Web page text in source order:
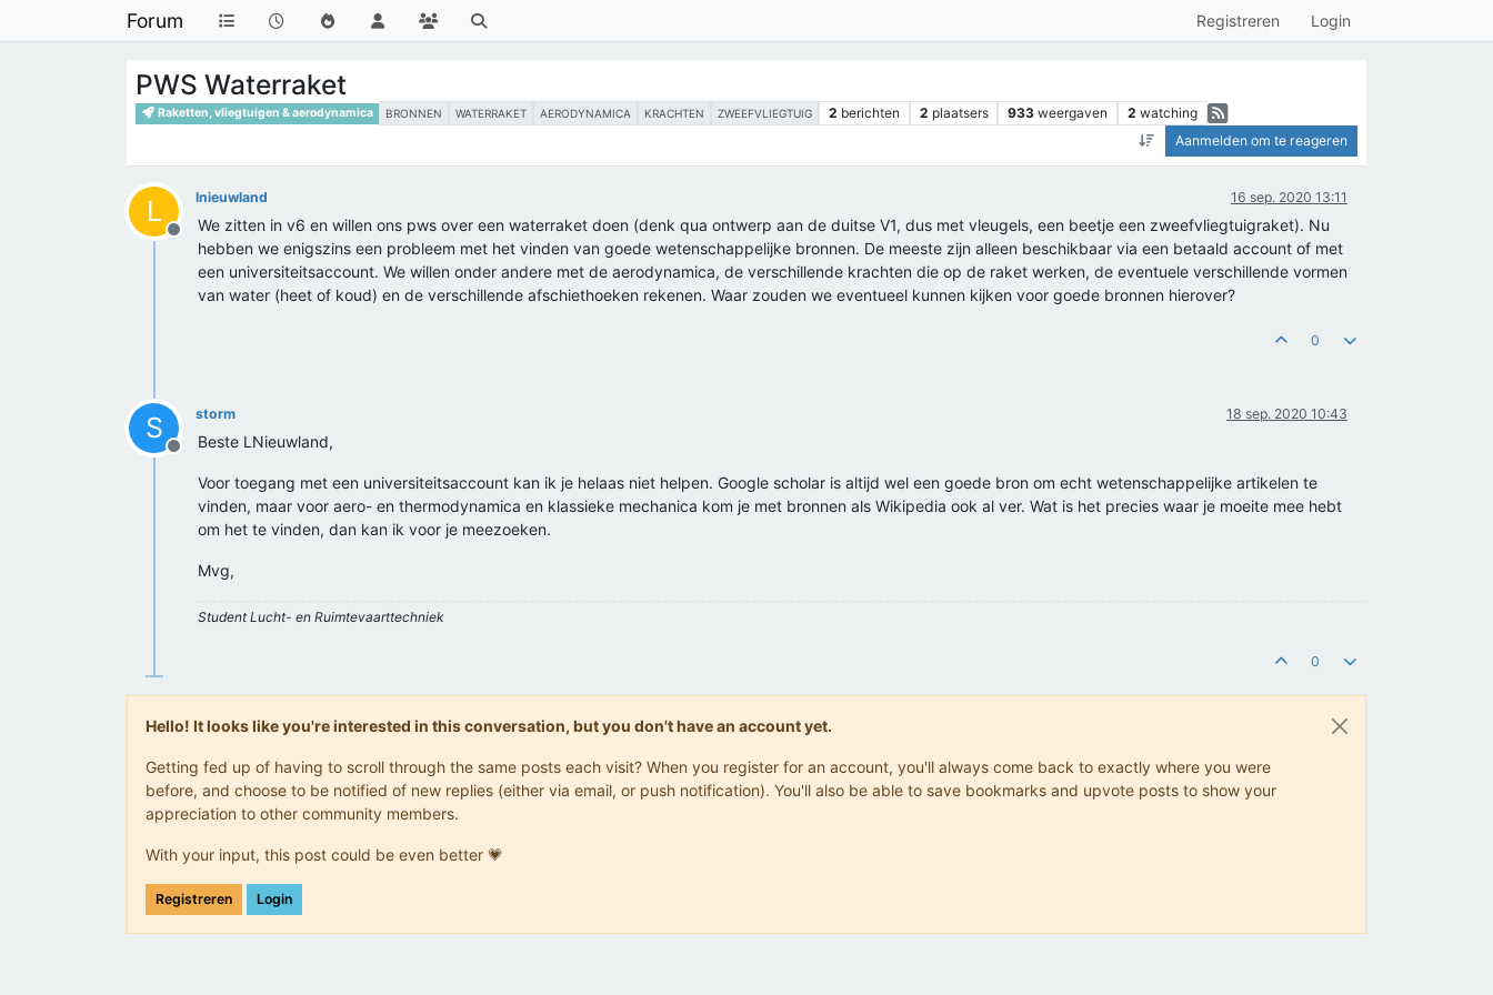
Forum Registreren Login
PWS Waterraket
Raketten, vliegtuigen & aerodynamica BRONNEN WATERRAKET AERODYNAMICA KRACHTEN ZWEEFVLIEGTUIG 2 berichten 2 plaatsers 933 weergaven 2 watching
Aanmelden om te reageren
L
Offline
lnieuwland 16 sep. 2020 13:11
We zitten in v6 en willen ons pws over een waterraket doen (denk qua ontwerp aan de duitse V1, dus met vleugels, een beetje een zweefvliegtuigraket). Nu
hebben we enigszins een probleem met het vinden van goede wetenschappelijke bronnen. De meeste zijn alleen beschikbaar via een betaald account of met
een universiteitsaccount. We willen onder andere met de aerodynamica, de verschillende krachten die op de raket werken, de eventuele verschillende vormen
van water (heet of koud) en de verschillende afschiethoeken rekenen. Waar zouden we eventueel kunnen kijken voor goede bronnen hierover?
0
S
Offline
storm 18 sep. 2020 10:43
Beste LNieuwland,
Voor toegang met een universiteitsaccount kan ik je helaas niet helpen. Google scholar is altijd wel een goede bron om echt wetenschappelijke artikelen te
vinden, maar voor aero- en thermodynamica en klassieke mechanica kom je met bronnen als Wikipedia ook al ver. Wat is het precies waar je moeite mee hebt
om het te vinden, dan kan ik voor je meezoeken.
Mvg,
Student Lucht- en Ruimtevaarttechniek
0
Hello! It looks like you're interested in this conversation, but you don't have an account yet.
Getting fed up of having to scroll through the same posts each visit? When you register for an account, you'll always come back to exactly where you were
before, and choose to be notified of new replies (either via email, or push notification). You'll also be able to save bookmarks and upvote posts to show your
appreciation to other community members.
With your input, this post could be even better 💗
Registreren Login